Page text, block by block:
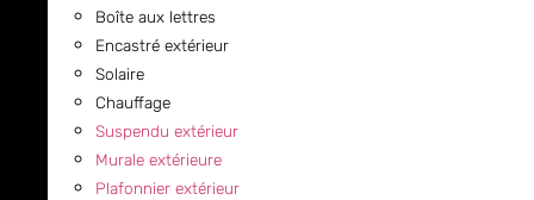
Boîte aux lettres
Encastré extérieur
Solaire
Chauffage
Suspendu extérieur
Murale extérieure
Plafonnier extérieur